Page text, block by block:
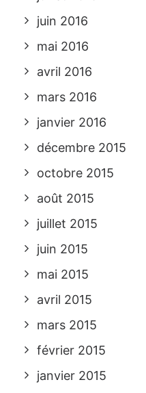
juin 2016
mai 2016
avril 2016
mars 2016
janvier 2016
décembre 2015
octobre 2015
août 2015
juillet 2015
juin 2015
mai 2015
avril 2015
mars 2015
février 2015
janvier 2015